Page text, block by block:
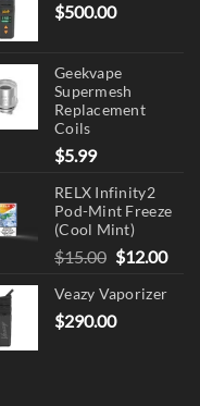
$500.00
Geekvape
Supermesh
Replacement
Coils
$5.99
RELX Infinity2
Pod-Mint Freeze
(Cool Mint)
$15.00 Original
was:
$15.00.
$12.00
Veazy Vaporizer
$290.00